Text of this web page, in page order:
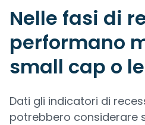
Nelle fasi di
performano
small cap o
Dati gli indicatori di
potrebbero considerare